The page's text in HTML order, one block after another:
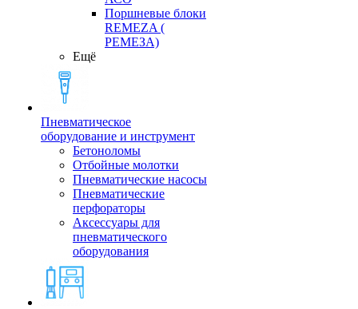
Поршневые блоки
REMEZA (
РЕМЕЗА)
Ещё
Пневматическое
оборудование и инструмент
Бетоноломы
Отбойные молотки
Пневматические насосы
Пневматические
перфораторы
Аксессуары для
пневматического
оборудования